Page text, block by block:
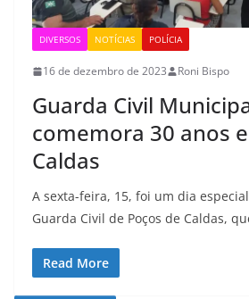
DIVERSOS NOTÍCIAS POLÍCIA
16 de dezembro de 2023 Roni Bispo
Guarda Civil
comemora 30 anos
Caldas
A sexta-feira, 15, foi um dia
Guarda Civil de Poços de Caldas,
Read More